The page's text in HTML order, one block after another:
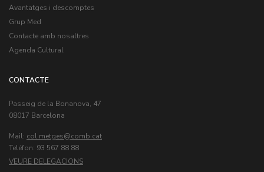
Avantatges i descomptes
Grup Med
Contacte amb nosaltres
Agenda Cultural
CONTACTE
Passeig de la Bonanova, 47
08017 Barcelona
Mail: col.metges
Teléfon: 93 567 88 88
VEURE DELEGACIONS